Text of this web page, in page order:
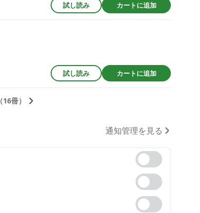
試し読み カートに追加
試し読み カートに追加
冊）
通知管理を見る